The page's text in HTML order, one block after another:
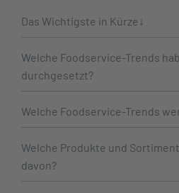
Das Wichtigste in Kürze
Welche Foodservice-Trends
durchgesetzt?
Welche Foodservice-Trends
Welche Produkte und
davon?